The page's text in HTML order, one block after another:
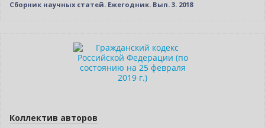
Сборник научных статей. Ежегодник. Вып. 3. 2018
Коллектив авторов